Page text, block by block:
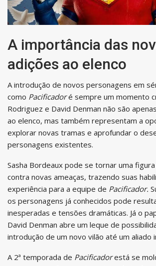
A importância das
adições ao elenco
A introdução de novos personagens em
como Pacificadoré sempre um momento
Rodriguez e David Denman não são
ao elenco, mas também representam a
explorar novas tramas e aprofundar o
personagens existentes.
Sasha Bordeaux pode se tornar uma
contra novas ameaças, trazendo suas
experiência para a equipe de Pacificador.
os personagens já conhecidos pode
inesperadas e tensões dramáticas. Já o
David Denman abre um leque de
introdução de um novo vilão até um aliado
A 2ª temporada de Pacificadorestá se